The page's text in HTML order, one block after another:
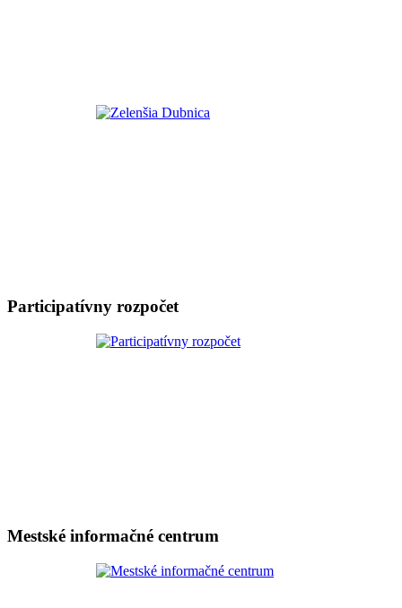
Participatívny rozpočet
Mestské informačné centrum